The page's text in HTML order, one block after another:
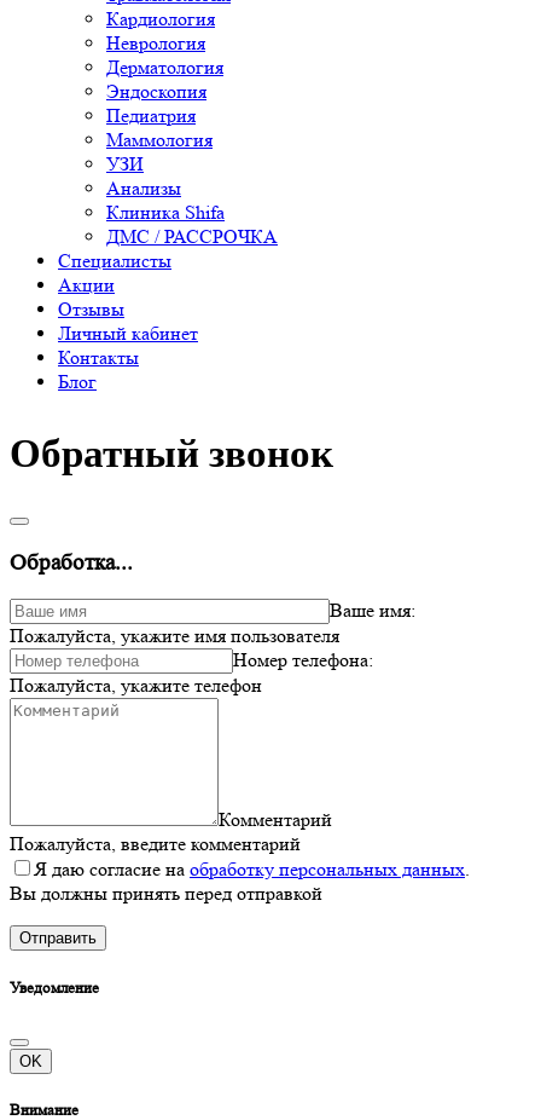
Кардиология
Неврология
Дерматология
Эндоскопия
Педиатрия
Маммология
УЗИ
Анализы
Клиника Shifa
ДМС / РАССРОЧКА
Специалисты
Акции
Отзывы
Личный кабинет
Контакты
Блог
Обратный звонок
Обработка...
Ваше имя:
Пожалуйста, укажите имя пользователя
Номер телефона:
Пожалуйста, укажите телефон
Комментарий
Пожалуйста, введите комментарий
Я даю согласие на обработку персональных данных.
Вы должны принять перед отправкой
Отправить
Уведомление
OK
Внимание